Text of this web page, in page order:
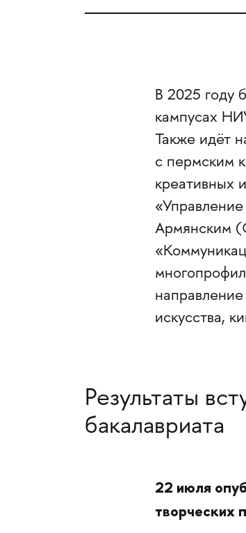
В 2025 году
кампусах
Также идёт
с пермским
креативных
Армянским
искусства,
Результаты
бакалавриата
22 июля
творческих